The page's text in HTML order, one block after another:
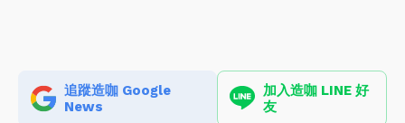
追蹤造咖 Google
News
加入造咖 LINE 好
友